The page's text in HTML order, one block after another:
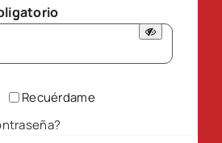
Recuérdame